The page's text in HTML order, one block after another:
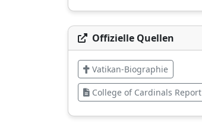
Offizielle Quellen
Vatikan-Biographie
College of Cardinals Report